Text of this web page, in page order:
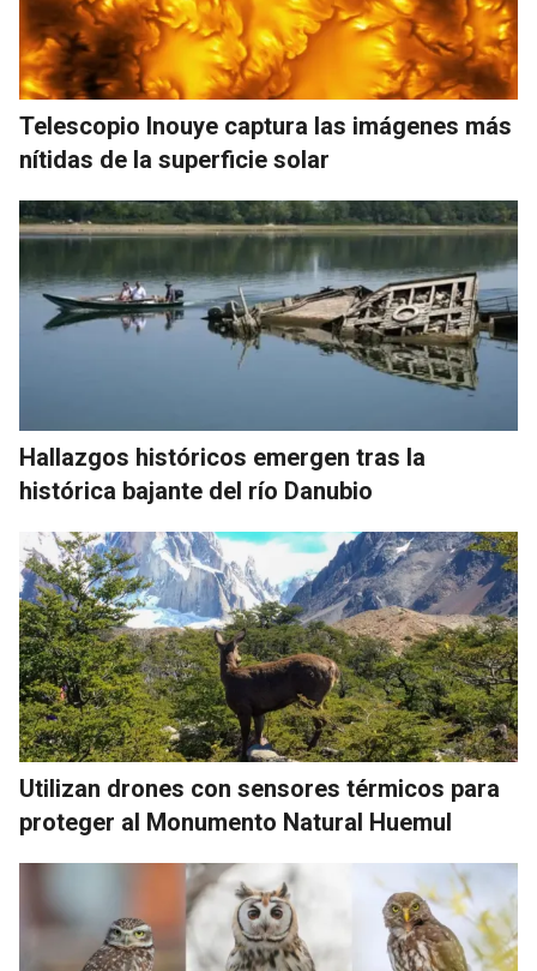
Telescopio Inouye captura las imágenes más
nítidas de la superficie solar
Hallazgos históricos emergen tras la
histórica bajante del río Danubio
Utilizan drones con sensores térmicos para
proteger al Monumento Natural Huemul